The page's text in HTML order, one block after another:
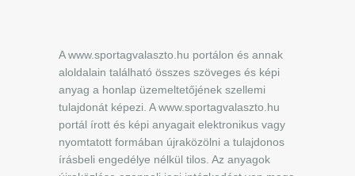
A www.sportagvalaszto.hu portálon és annak
aloldalain található összes szöveges és képi
anyag a honlap üzemeltetőjének szellemi
tulajdonát képezi. A www.sportagvalaszto.hu
portál írott és képi anyagait elektronikus vagy
nyomtatott formában újraközölni a tulajdonos
írásbeli engedélye nélkül tilos. Az anyagok